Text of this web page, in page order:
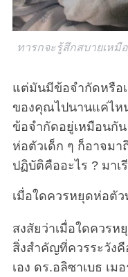
ทารกจะรู้สึกสบายเห
แต่มันมีข้อจำกัดหรือ
ของคุณไปนานแค่ไห
ข้อจำกัดอยู่เหมือนกั
ห่อตัวเด็ก ๆ ก็อาจม
ปฏิบัติคืออะไร ? มาเ
เมื่อใดควรหยุดห่อตัว
สงสัยว่าเมื่อใดควร
สิ่งสำคัญที่ควรระวัง
เอง ดร.อลิซาเบธ เม